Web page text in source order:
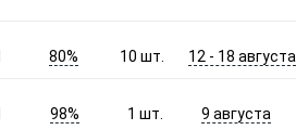
80% 10 шт. 12 - 18 августа
98% 1шт. 9 августа